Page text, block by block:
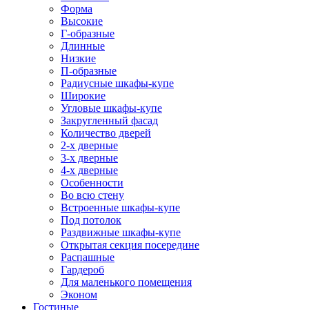
Форма
Высокие
Г-образные
Длинные
Низкие
П-образные
Радиусные шкафы-купе
Широкие
Угловые шкафы-купе
Закругленный фасад
Количество дверей
2-х дверные
3-х дверные
4-х дверные
Особенности
Во всю стену
Встроенные шкафы-купе
Под потолок
Раздвижные шкафы-купе
Открытая секция посередине
Распашные
Гардероб
Для маленького помещения
Эконом
Гостиные